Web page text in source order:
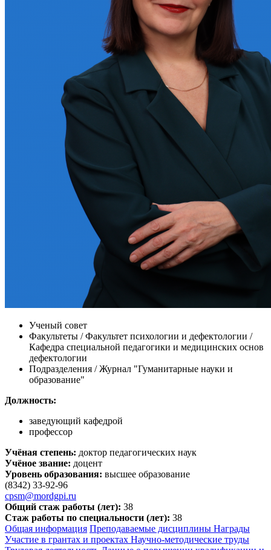
Ученый совет
Факультеты / Факультет психологии и дефектологии /
Кафедра специальной педагогики и медицинских основ
дефектологии
Подразделения / Журнал "Гуманитарные науки и
образование"
Должность:
заведующий кафедрой
профессор
Учёная степень: доктор педагогических наук
Учёное звание: доцент
Уровень образования: высшее образование
(8342) 33-92-96
cpsm@mordgpi.ru
Общий стаж работы (лет): 38
Стаж работы по специальности (лет): 38
Общая информация Преподаваемые дисциплины Награды
Участие в грантах и проектах Научно-методические труды